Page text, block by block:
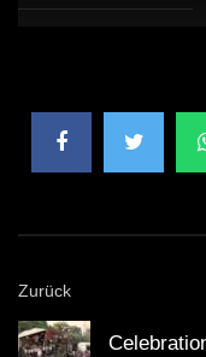
Zurück